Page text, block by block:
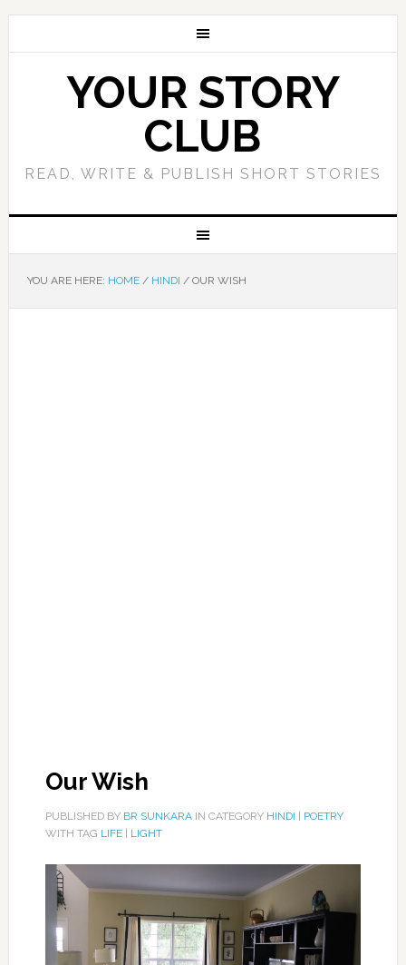
YOUR STORY
CLUB
READ, WRITE & PUBLISH SHORT STORIES
YOU ARE HERE: HOME / HINDI /OUR WISH
Our Wish
PUBLISHED BY BR SUNKARAIN CATEGORY HINDI
POETRY
WITH TAG LIFE| LIGHT